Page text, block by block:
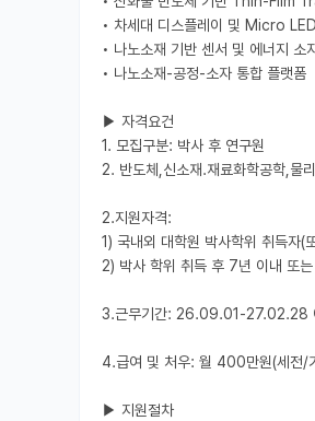
• 차세대 디스플레이 및 Micro LED
• 나노소재 기반 센서 및 에너지 소
• 나노소재-공정-소자 통합 플랫폼
▶ 자격요건
1. 모집구분: 박사 후 연구원
2. 반도체,신소재.재료화학공학,물
2.지원자격:
1) 국내외 대학원 박사학위 취득자
2) 박사 학위 취득 후 7년 이내
3.근무기간: 26.09.01-27.02.28
4.급여 및 처우: 월 400만원(세전/
▶ 지원절차